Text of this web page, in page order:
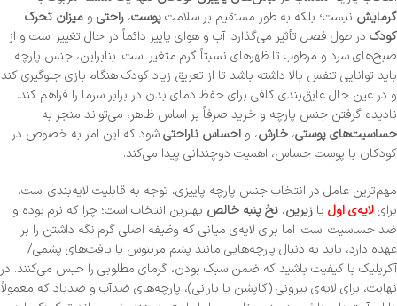
گرمایش نیست؛ بلکه به طور مستقیم بر سلامتپوست، راحتی و میزان تحرک
کودک در طول فصل تأثیر می‌گذارد. آب و هوای پاییز دائماً در حال تغییر است و از
صبح‌های سرد و مرطوب تا ظهرهای نسبتاً گرم متغیر است. بنابراین، جنس پارچه
باید توانایی تنفس بالا داشته باشد تا از تعریق زیاد کودک هنگام بازی جلوگیری کند
و در عین حال عایق‌بندی کافی برای حفظ دمای بدن در برابر سرما را فراهم کند.
نادیده گرفتن جنس پارچه و خرید صرفاً بر اساس ظاهر، می‌تواند منجر به
حساسیت‌های پوستی، خارش، و احساس ناراحتیشود که این امر به خصوص در
کودکان با پوست حساس، اهمیت دوچندانی پیدا می‌کند.
مهم‌ترین عامل در انتخاب جنس پارچه پاییزی، توجه به قابلیت لایه‌بندی است.
برایلایه‌ی اول یا زیرین، نخ پنبه خالص بهترین انتخاب است؛ چرا که نرم بوده و
ضد حساسیت است. اما برای لایه‌ی میانی که وظیفه اصلی گرم نگه داشتن را بر
عهده دارد، باید به دنبال پارچه‌هایی مانند پشم مرینوس یا بافت‌های پشمی/
آکریلیک با کیفیت باشید که ضمن سبک بودن، گرمای مطلوبی را حبس می‌کنند. در
نهایت، برای لایه‌ی بیرونی (کاپشن یا بارانی)، پارچه‌های ضدآب و ضدباد که معمولاً